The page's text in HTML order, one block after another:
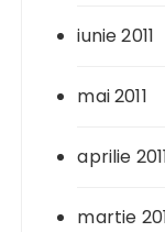
iunie 2011
mai 2011
aprilie
martie